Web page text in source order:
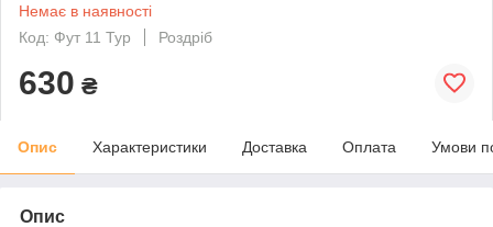
Немає в наявності
Код: Фут 11 Тур
Роздріб
630 ₴
Опис Характеристики Доставка Оплата Умови
Опис